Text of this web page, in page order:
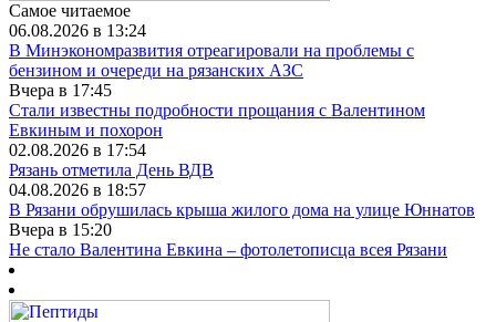
Самое читаемое
06.08.2026 в 13:24
В Минэкономразвития отреагировали на проблемы с
бензином и очереди на рязанских АЗС
Вчера в 17:45
Стали известны подробности прощания с Валентином
Евкиным и похорон
02.08.2026 в 17:54
Рязань отметила День ВДВ
04.08.2026 в 18:57
В Рязани обрушилась крыша жилого дома на улице Юннатов
Вчера в 15:20
Не стало Валентина Евкина – фотолетописца всея Рязани